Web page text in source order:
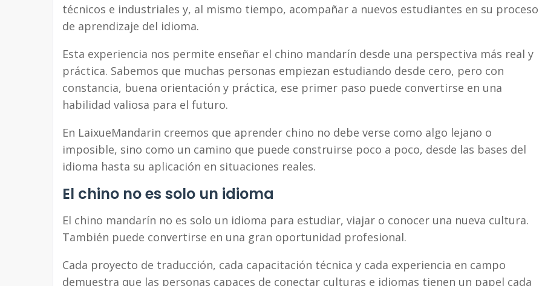
técnicos e industriales y, al mismo tiempo, acompañar a nuevos estudiantes en su proceso
de aprendizaje del idioma.
Esta experiencia nos permite enseñar el chino mandarín desde una perspectiva más real y
práctica. Sabemos que muchas personas empiezan estudiando desde cero, pero con
constancia, buena orientación y práctica, ese primer paso puede convertirse en una
habilidad valiosa para el futuro.
En LaixueMandarin creemos que aprender chino no debe verse como algo lejano o
imposible, sino como un camino que puede construirse poco a poco, desde las bases del
idioma hasta su aplicación en situaciones reales.
El chino no es solo un idioma
El chino mandarín no es solo un idioma para estudiar, viajar o conocer una nueva cultura.
También puede convertirse en una gran oportunidad profesional.
Cada proyecto de traducción, cada capacitación técnica y cada experiencia en campo
demuestra que las personas capaces de conectar culturas e idiomas tienen un papel cada